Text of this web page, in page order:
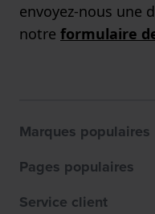
envoyez-nous une
notre formulaire
Marques populaires
Pages populaires
Service client